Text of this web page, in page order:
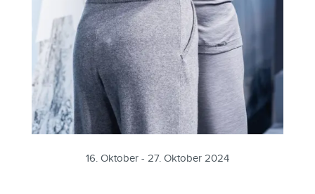
16. Oktober - 27. Oktober 2024